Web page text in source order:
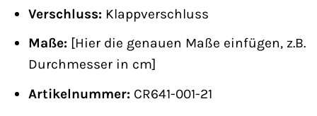
Verschluss:Klappverschluss
Maße:[Hier die genauen Maße einfügen, z.B.
Durchmesser in cm]
Artikelnummer:CR641-001-21